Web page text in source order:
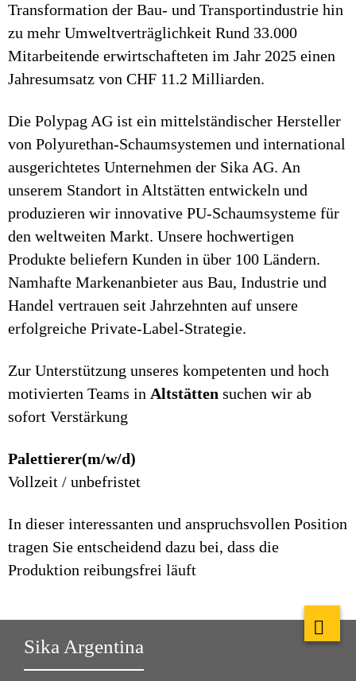
Transformation der Bau- und Transportindustrie hin
zu mehr Umweltverträglichkeit Rund 33.000
Mitarbeitende erwirtschafteten im Jahr 2025 einen
Jahresumsatz von CHF 11.2 Milliarden.
Die Polypag AG ist ein mittelständischer Hersteller
von Polyurethan-Schaumsystemen und international
ausgerichtetes Unternehmen der Sika AG. An
unserem Standort in Altstätten entwickeln und
produzieren wir innovative PU-Schaumsysteme für
den weltweiten Markt. Unsere hochwertigen
Produkte beliefern Kunden in über 100 Ländern.
Namhafte Markenanbieter aus Bau, Industrie und
Handel vertrauen seit Jahrzehnten auf unsere
erfolgreiche Private-Label-Strategie.
Zur Unterstützung unseres kompetenten und hoch
motivierten Teams in Altstätten suchen wir ab
sofort Verstärkung
Palettierer(m/w/d)
Vollzeit / unbefristet
In dieser interessanten und anspruchsvollen Position
tragen Sie entscheidend dazu bei, dass die
Produktion reibungsfrei läuft
Sika Argentina